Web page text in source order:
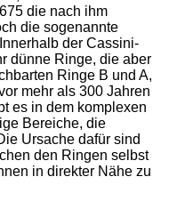
die nach ihm
die sogenannte
der Cassini-
dünne Ringe, die aber
Ringe B und A,
mehr als 300 Jahren
es in dem komplexen
Bereiche, die
Ursache dafür sind
den Ringen selbst
in direkter Nähe zu